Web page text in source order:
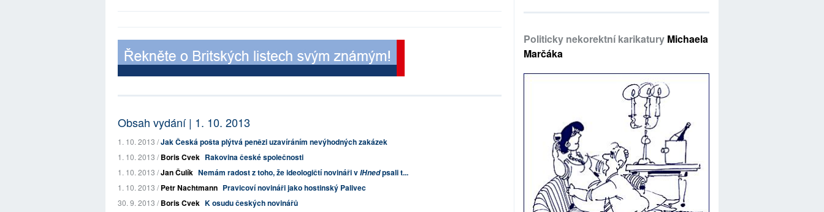
Obsah vydání | 1. 10. 2013
1. 10. 2013 /Jak Česká pošta plýtvá penězi uzavíráním nevýhodných zakázek
1. 10. 2013 /Boris Cvek Rakovina české společnosti
1. 10. 2013 /Jan Čulík Nemám radost z toho, že ideologičtí novináři vIHnedpsali t...
1. 10. 2013 /Petr Nachtmann Pravicoví novináři jako hostinský Palivec
30. 9. 2013 /Boris Cvek K osudu českých novinářů
Politicky nekorektní karikatury Michaela
Marčáka